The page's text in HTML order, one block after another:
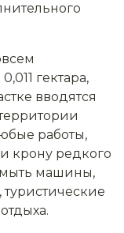
гектара,
вводятся
работы,
крону редкого
мыть машины,